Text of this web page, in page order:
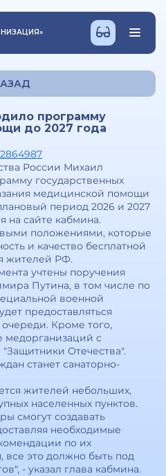
»
программу
до 2027 года
России Михаил
государственных
медицинской помощи
период 2026 и 2027
на сайте кабмина.
положениями, которые
и качество бесплатной
жителей РФ.
учтены поручения
Путина, в том числе по
военной
предоставляться
Кроме того,
медорганизаций с
Отечества".
станет санаторно-
жителей небольших,
населенных пунктов.
смогут создавать
необходимые
по их
все это должно быть под
- указал глава кабмина.